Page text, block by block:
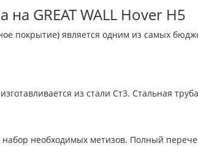
GREAT WALL Hover H5
покрытие) является одним из самых
из стали Ст3. Стальная
необходимых метизов. Полный